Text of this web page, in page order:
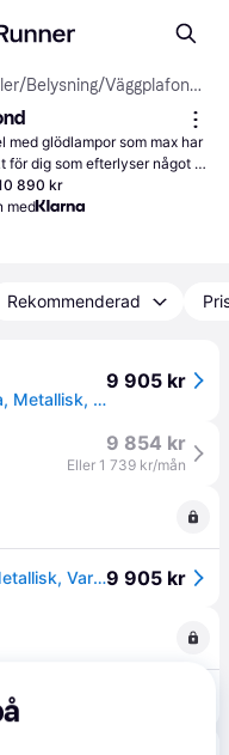
/Belysning/ Väggplafonder
med glödlampor som max har
för dig som efterlyser något
890 kr
med
Rekommenderad
Taklampor Slamp, Mida, dimbara, Metallisk, Vardagsrum, Plast, Design
9 905 kr
9 854 kr
Eller 1 739 kr/mån
Taklampor Slamp, Mida, dimbara, Metallisk, Vardagsrum, Plast, Design9 905 kr
- Guld